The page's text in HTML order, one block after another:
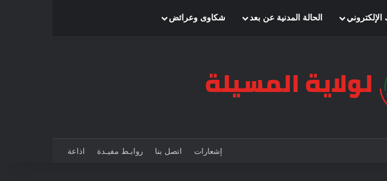
الإلكتروني الحالة المدنية عن بعد شكاوى وعرائض
إشعارات اتصل بنا روابـط مفيـدة اذاعة